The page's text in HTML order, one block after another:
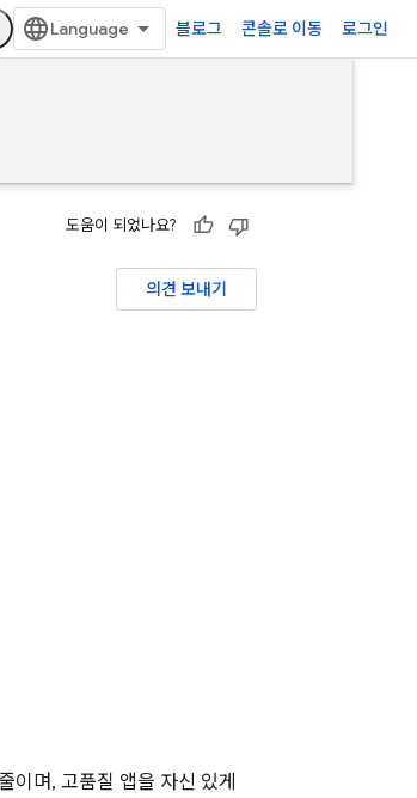
블로그 콘솔로 이동 로그인
도움이 되었나요?
의견 보내기
이며, 고품질 앱을 자신 있게